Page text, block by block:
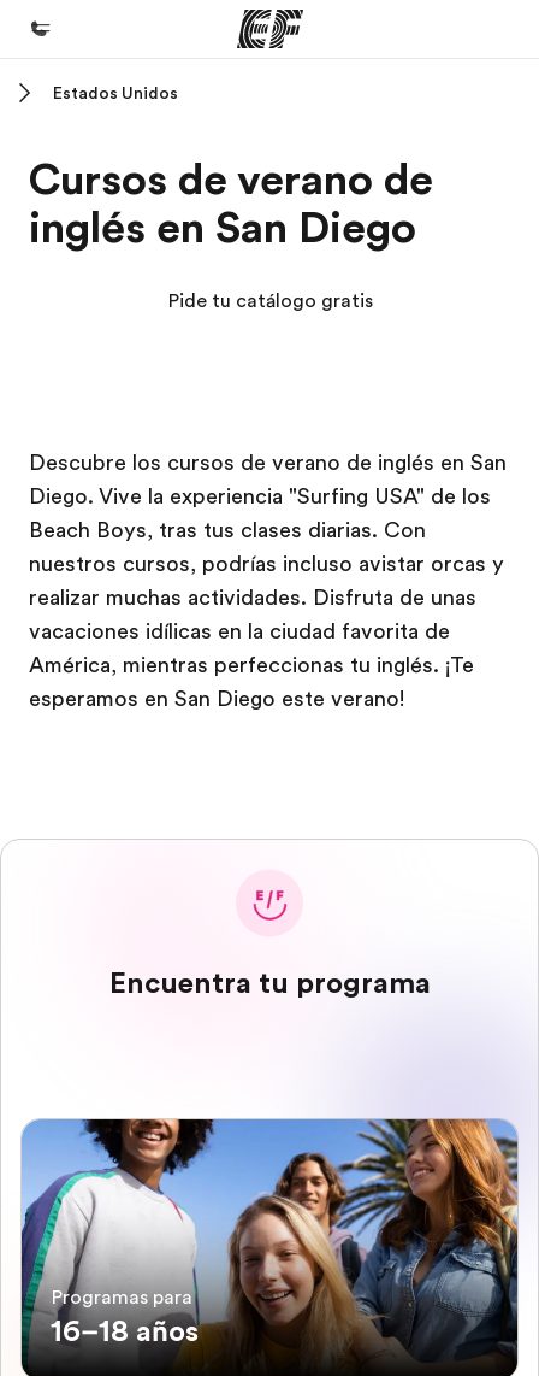
Programas
Ver todo lo que hacemos
Trabajos
Únete al equipo
Estados Unidos
Cursos de verano de
inglés en San Diego
Pide tu catálogo gratis
Descubre los cursos de verano de inglés en San
Diego. Vive la experiencia "Surfing USA" de los
Beach Boys, tras tus clases diarias. Con
nuestros cursos, podrías incluso avistar orcas y
realizar muchas actividades. Disfruta de unas
vacaciones idílicas en la ciudad favorita de
América, mientras perfeccionas tu inglés. ¡Te
esperamos en San Diego este verano!
Encuentra tu programa
Programas para
16–18 años